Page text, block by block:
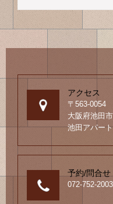
ロ
グ
アクセス
〒563-0054
大阪府池田
池田アパー
予約/問合せ
072-752-